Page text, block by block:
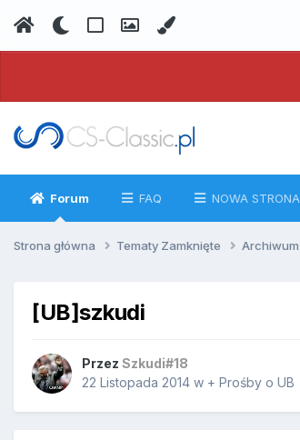
Forum FAQ NOWA STRONA
Strona główna Tematy Zamknięte Archiwum
[UB]szkudi
Przez Szkudi#18
22 Listopada 2014 w + Prośby o UB